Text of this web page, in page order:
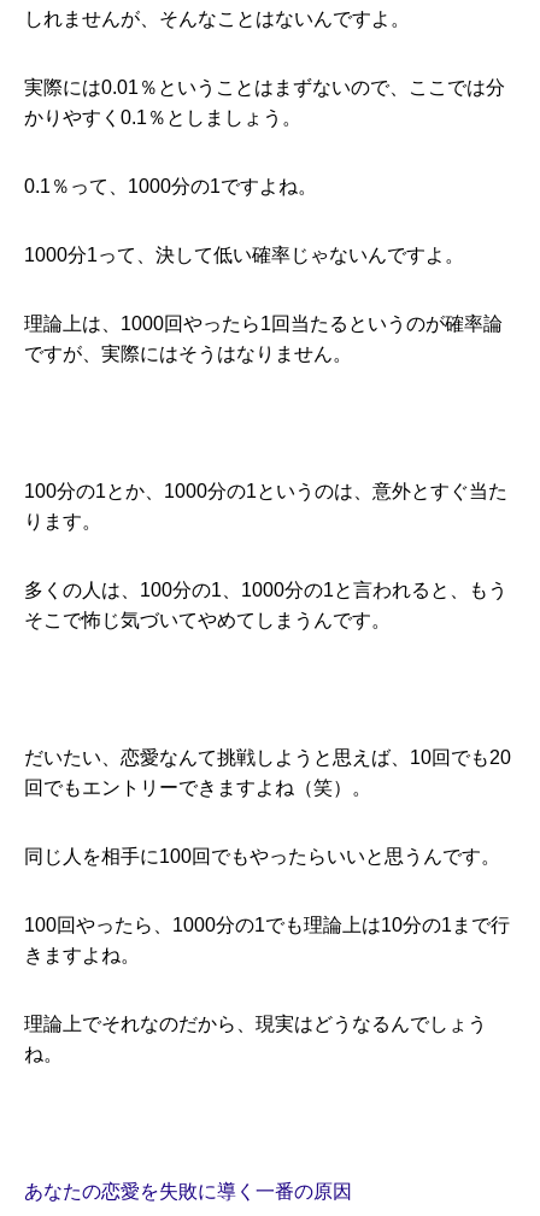
しれませんが、そんなことはないんですよ。
実際には0.01％ということはまずないので、ここでは分
かりやすく0.1％としましょう。
0.1％って、1000分の1ですよね。
1000分1って、決して低い確率じゃないんですよ。
理論上は、1000回やったら1回当たるというのが確率論
ですが、実際にはそうはなりません。
100分の1とか、1000分の1というのは、意外とすぐ当た
ります。
多くの人は、100分の1、1000分の1と言われると、もう
そこで怖じ気づいてやめてしまうんです。
だいたい、恋愛なんて挑戦しようと思えば、10回でも20
回でもエントリーできますよね（笑）。
同じ人を相手に100回でもやったらいいと思うんです。
100回やったら、1000分の1でも理論上は10分の1まで行
きますよね。
理論上でそれなのだから、現実はどうなるんでしょう
ね。
あなたの恋愛を失敗に導く一番の原因